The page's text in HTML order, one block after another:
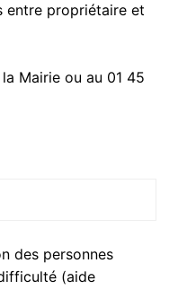
entre propriétaire et
Mairie ou au 01 45
des personnes
(aide